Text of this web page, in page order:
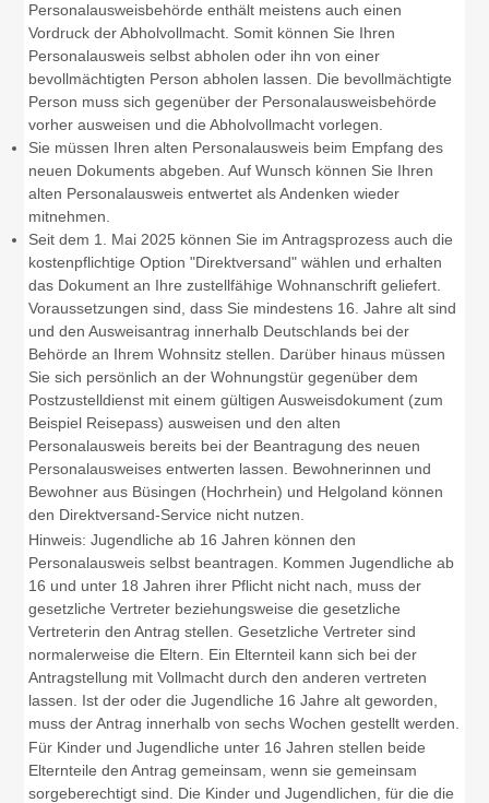
Personalausweisbehörde enthält meistens auch einen
Vordruck der Abholvollmacht. Somit können Sie Ihren
Personalausweis selbst abholen oder ihn von einer
bevollmächtigten Person abholen lassen. Die bevollmächtigte
Person muss sich gegenüber der Personalausweisbehörde
vorher ausweisen und die Abholvollmacht vorlegen.
Sie müssen Ihren alten Personalausweis beim Empfang des
neuen Dokuments abgeben. Auf Wunsch können Sie Ihren
alten Personalausweis entwertet als Andenken wieder
mitnehmen.
Seit dem 1. Mai 2025 können Sie im Antragsprozess auch die
kostenpflichtige Option "Direktversand" wählen und erhalten
das Dokument an Ihre zustellfähige Wohnanschrift geliefert.
Voraussetzungen sind, dass Sie mindestens 16. Jahre alt sind
und den Ausweisantrag innerhalb Deutschlands bei der
Behörde an Ihrem Wohnsitz stellen. Darüber hinaus müssen
Sie sich persönlich an der Wohnungstür gegenüber dem
Postzustelldienst mit einem gültigen Ausweisdokument (zum
Beispiel Reisepass) ausweisen und den alten
Personalausweis bereits bei der Beantragung des neuen
Personalausweises entwerten lassen.
Bewohnerinnen und
Bewohner aus Büsingen (Hochrhein) und Helgoland können
den Direktversand-Service nicht nutzen.
Hinweis: Jugendliche ab 16 Jahren können den
Personalausweis selbst beantragen. Kommen Jugendliche ab
16 und unter 18 Jahren ihrer Pflicht nicht nach, muss der
gesetzliche Vertreter beziehungsweise die gesetzliche
Vertreterin den Antrag stellen.Gesetzliche Vertreter sind
normalerweise die Eltern. Ein Elternteil kann sich bei der
Antragstellung mit Vollmacht durch den anderen vertreten
lassen . Ist der oder die Jugendliche 16 Jahre alt geworden,
muss der Antrag innerhalb von sechs Wochen gestellt werden.
Für Kinder und Jugendliche unter 16 Jahren stellen beide
Elternteile den Antrag gemeinsam, wenn sie gemeinsam
sorgeberechtigt sind. Die Kinder und Jugendlichen, für die die